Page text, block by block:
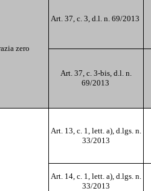
zero
Art. 37, c. 3, d.l. n. 69/2013
Art. 37, c. 3-bis, d.l. n.
69/2013
Art. 13, c. 1, lett. a), d.lgs. n.
33/2013
Art. 14, c. 1, lett. a), d.lgs. n.
33/2013